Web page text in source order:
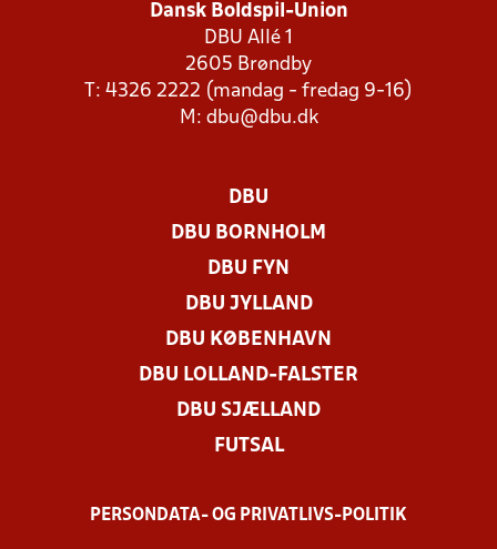
Dansk Boldspil-Union
DBU Allé 1
2605 Brøndby
T: 4326 2222 (mandag - fredag 9-16)
M: dbu@dbu.dk
DBU
DBU BORNHOLM
DBU FYN
DBU JYLLAND
DBU KØBENHAVN
DBU LOLLAND-FALSTER
DBU SJÆLLAND
FUTSAL
PERSONDATA- OG PRIVATLIVS-POLITIK